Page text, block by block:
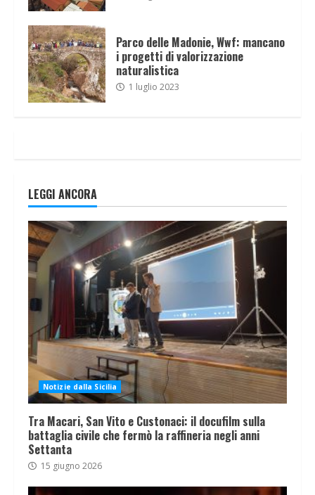
Parco delle Madonie, Wwf: mancano
i progetti di valorizzazione
naturalistica
1 luglio 2023
LEGGI ANCORA
Notizie dalla Sicilia
Tra Macari, San Vito e Custonaci: il docufilm sulla
battaglia civile che fermò la raffineria negli anni
Settanta
15 giugno 2026